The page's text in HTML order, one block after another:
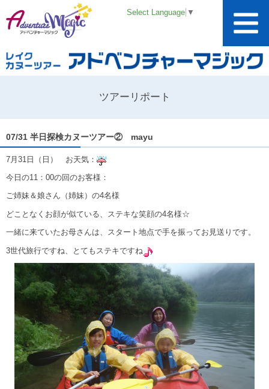
Select Language ▼
ツアーリポート
07/31 半日探検カヌーツアー② mayu
7月31日（日） お天気：
今日の11：00の回のお客様：
ご姉妹＆娘さん（姉妹）の4名様
どことなくお顔が似ている、ステキな笑顔の4名様☆
一緒に来ていたお母さんは、スタート地点で手を振ってお見送りです。
3世代旅行ですね、とてもステキですね